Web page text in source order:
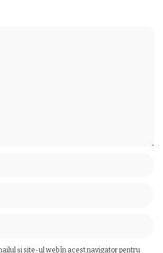
și site-ul web în acest navigator pentru